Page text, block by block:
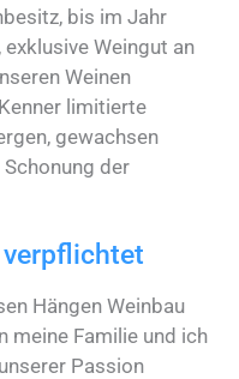
bis im Jahr
Weingut an
Weinen
limitierte
gewachsen
der
verpflichtet
Hängen Weinbau
meine Familie und ich
Passion